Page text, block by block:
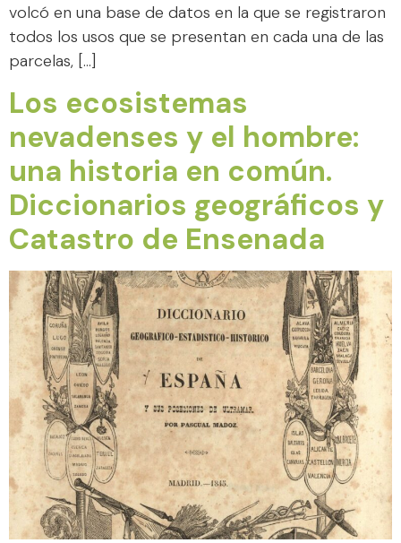
volcó en una base de datos en la que se registraron
todos los usos que se presentan en cada una de las
parcelas, […]
Los ecosistemas
nevadenses y el hombre:
una historia en común.
Diccionarios geográficos y
Catastro de Ensenada